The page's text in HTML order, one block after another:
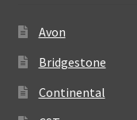
Avon
Bridgestone
Continental